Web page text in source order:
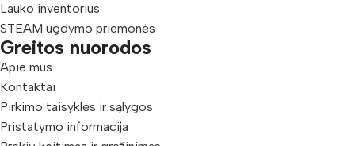
Lauko inventorius
STEAM ugdymo priemonės
Greitos nuorodos
Apie mus
Kontaktai
Pirkimo taisyklės ir sąlygos
Pristatymo informacija